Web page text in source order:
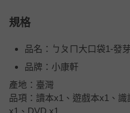
規格
品名：ㄅㄆㄇ大口袋1-發
品牌：小康軒
產地：臺灣
品項：讀本x1、遊戲本x1、
x1、DVD x1